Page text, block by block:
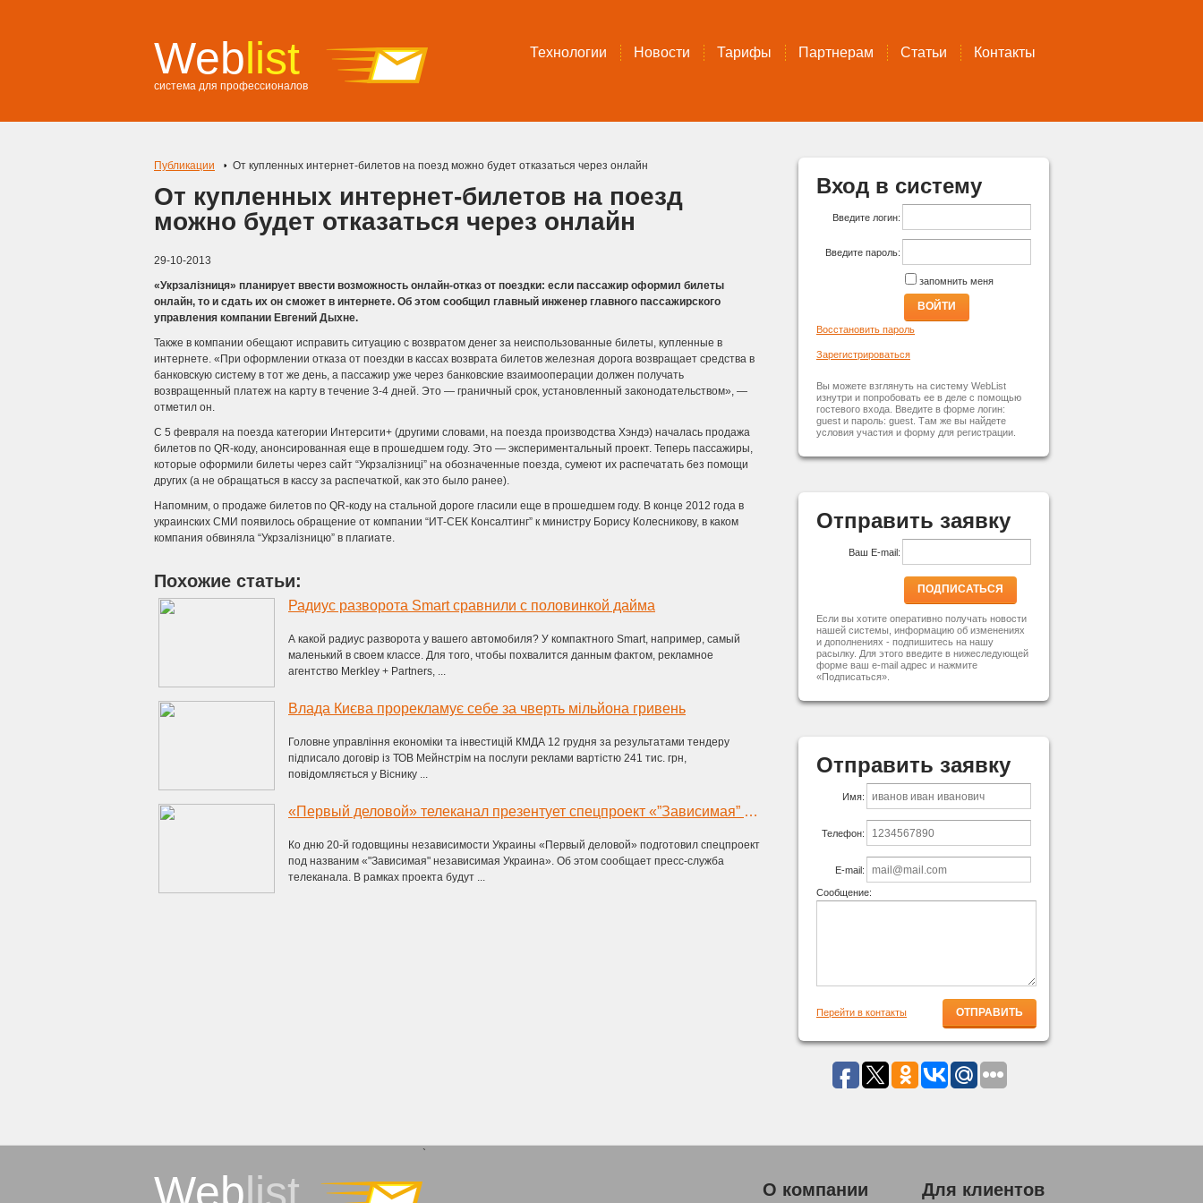
Weblist
система для профессионалов
Технологии Новости Тарифы Партнерам Статьи Контакты
Публикации От купленных интернет-билетов на поезд можно будет отказаться через онлайн
От купленных интернет-билетов на поезд
можно будет отказаться через онлайн
29-10-2013
«Укрзалізниця» планирует ввести возможность онлайн-отказ от поездки: если пассажир оформил билеты
онлайн, то и сдать их он сможет в интернете. Об этом сообщил главный инженер главного пассажирского
управления компании Евгений Дыхне.
Также в компании обещают исправить ситуацию с возвратом денег за неиспользованные билеты, купленные в
интернете. «При оформлении отказа от поездки в кассах возврата билетов железная дорога возвращает средства в
банковскую систему в тот же день, а пассажир уже через банковские взаимооперации должен получать
возвращенный платеж на карту в течение 3-4 дней. Это — граничный срок, установленный законодательством», —
отметил он.
С 5 февраля на поезда категории Интерсити+ (другими словами, на поезда производства Хэндэ) началась продажа
билетов по QR-коду, анонсированная еще в прошедшем году. Это — экспериментальный проект. Теперь пассажиры,
которые оформили билеты через сайт “Укрзалізниці” на обозначенные поезда, сумеют их распечатать без помощи
других (а не обращаться в кассу за распечаткой, как это было ранее).
Напомним, о продаже билетов по QR-коду на стальной дороге гласили еще в прошедшем году. В конце 2012 года в
украинских СМИ появилось обращение от компании “ИТ-СЕК Консалтинг” к министру Борису Колесникову, в каком
компания обвиняла “Укрзалізницю” в плагиате.
Похожие статьи:
Радиус разворота Smart сравнили с половинкой дайма
А какой радиус разворота у вашего автомобиля? У компактного Smart, например, самый
маленький в своем классе. Для того, чтобы похвалится данным фактом, рекламное
агентство Merkley + Partners, ...
Влада Києва прорекламує себе за чверть мільйона гривень
Головне управління економіки та інвестицій КМДА 12 грудня за результатами тендеру
підписало договір із ТОВ Мейнстрім на послуги реклами вартістю 241 тис. грн,
повідомляється у Віснику ...
«Первый деловой» телеканал презентует спецпроект «”Зависимая” независимая Украина»
Ко дню 20-й годовщины независимости Украины «Первый деловой» подготовил спецпроект
под названим «"Зависимая" независимая Украина». Об этом сообщает пресс-служба
телеканала. В рамках проекта будут ...
Вход в систему
Введите логин:
Введите пароль:
запомнить меня
ВОЙТИ
Восстановить пароль
Зарегистрироваться
Вы можете взглянуть на систему WebList
изнутри и попробовать ее в деле с помощью
гостевого входа. Введите в форме логин:
guest и пароль: guest. Там же вы найдете
условия участия и форму для регистрации.
Отправить заявку
Ваш E-mail:
ПОДПИСАТЬСЯ
Если вы хотите оперативно получать новости
нашей системы, информацию об изменениях
и дополнениях - подпишитесь на нашу
расылку. Для этого введите в нижеследующей
форме ваш e-mail адрес и нажмите
«Подписаться».
Отправить заявку
Имя:
Телефон:
E-mail:
Сообщение:
Перейти в контакты
Weblist
`
О компании Для клиентов